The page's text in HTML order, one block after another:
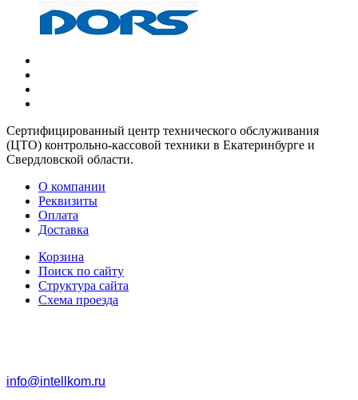
Сертифицированный центр технического обслуживания
(ЦТО) контрольно-кассовой техники в Екатеринбурге и
Свердловской области.
О компании
Реквизиты
Оплата
Доставка
Корзина
Поиск по сайту
Структура сайта
Схема проезда
info@intellkom.ru